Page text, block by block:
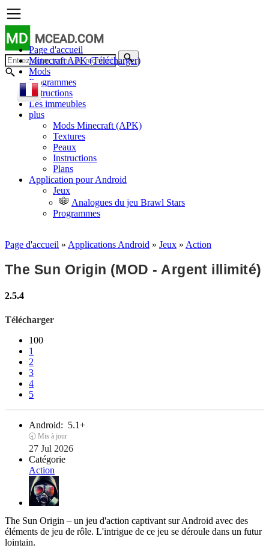
MD MCEAD.COM
Page d'accueil
Minecraft APK (Télécharger)
Mods
Programmes
Instructions
Les immeubles
plus
Mods Minecraft (APK)
Textures
Peaux
Instructions
Plans
Application pour Android
Jeux
Analogues du jeu Brawl Stars
Programmes
Page d'accueil » Applications Android » Jeux » Action
The Sun Origin (MOD - Argent illimité)
2.5.4
Télécharger
100
1
2
3
4
5
Android: 5.1+
🕣 Mis à jour
27 Jul 2026
Catégorie
Action
The Sun Origin – un jeu d'action captivant sur Android avec des
éléments de jeu de rôle. L'intrigue de ce jeu se déroule dans un futur
lointain.